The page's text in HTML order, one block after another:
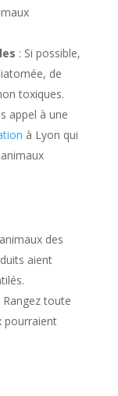
: Si possible,
de
toxiques.
appel à une
à Lyon qui
des
aient
Rangez toute
pourraient